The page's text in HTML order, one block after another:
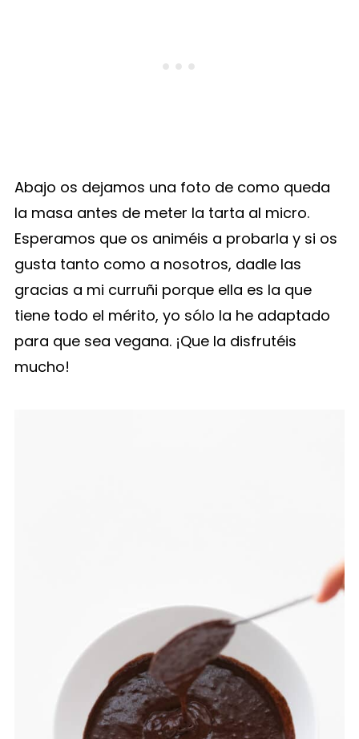
Abajo os dejamos una foto de como queda
la masa antes de meter la tarta al micro.
Esperamos que os animéis a probarla y si os
gusta tanto como a nosotros, dadle las
gracias a mi curruñi porque ella es la que
tiene todo el mérito, yo sólo la he adaptado
para que sea vegana. ¡Que la disfrutéis
mucho!